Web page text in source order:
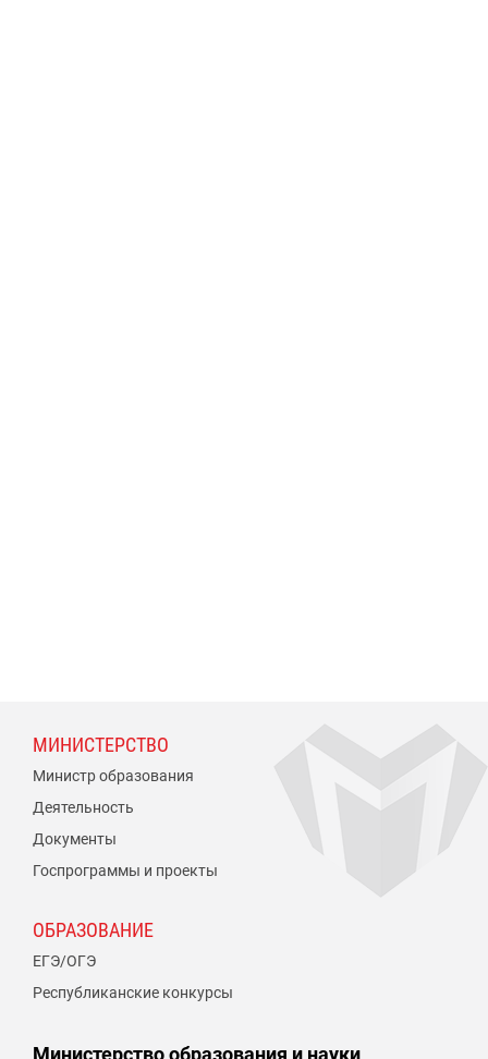
МИНИСТЕРСТВО
Министр образования
Деятельность
Документы
Госпрограммы и проекты
ОБРАЗОВАНИЕ
ЕГЭ/ОГЭ
Республиканские конкурсы
Министерство образования и науки